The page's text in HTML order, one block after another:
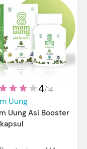
4/14
Uung
Uung Asi Booster